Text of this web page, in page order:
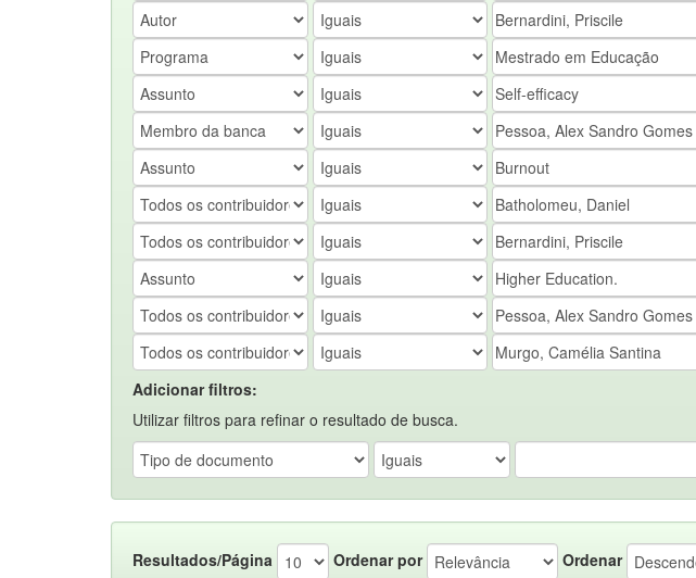
Adicionar filtros:
Utilizar filtros para refinar o resultado de busca.
Resultados/Página Ordenar por Ordenar